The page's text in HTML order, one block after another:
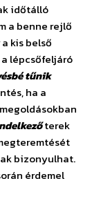
időtálló
a benne rejlő
kis belső
lépcsőfeljáró
tűnik
ha a
terek
bizonyulhat.
érdemel